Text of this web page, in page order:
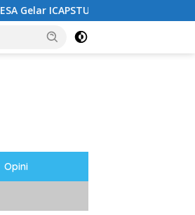
2026 di Magetan, Dorong
Opini